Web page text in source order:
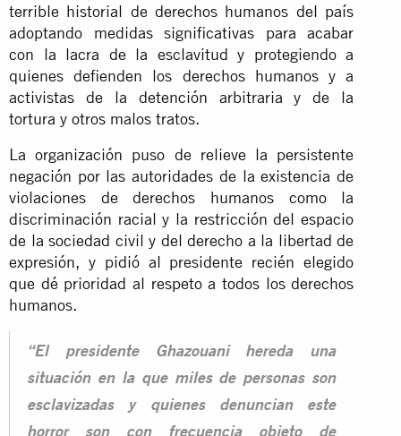
terrible historial de derechos humanos del país
adoptando medidas significativas para acabar
con la lacra de la esclavitud y protegiendo a
quienes defienden los derechos humanos y a
activistas de la detención arbitraria y de la
tortura y otros malos tratos.
La organización puso de relieve la persistente
negación por las autoridades de la existencia de
violaciones de derechos humanos como la
discriminación racial y la restricción del espacio
de la sociedad civil y del derecho a la libertad de
expresión, y pidió al presidente recién elegido
que dé prioridad al respeto a todos los derechos
humanos.
“El presidente Ghazouani hereda una
situación en la que miles de personas son
esclavizadas y quienes denuncian este